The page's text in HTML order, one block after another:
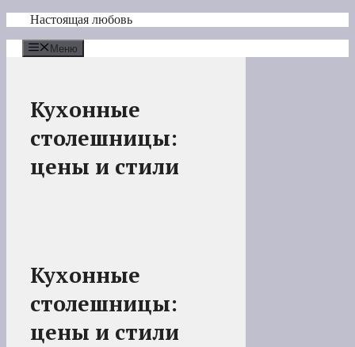
Перейти
содержимому
Настоящая любовь
Меню
Кухонные
столешницы:
цены и стили
Кухонные
столешницы:
цены и стили